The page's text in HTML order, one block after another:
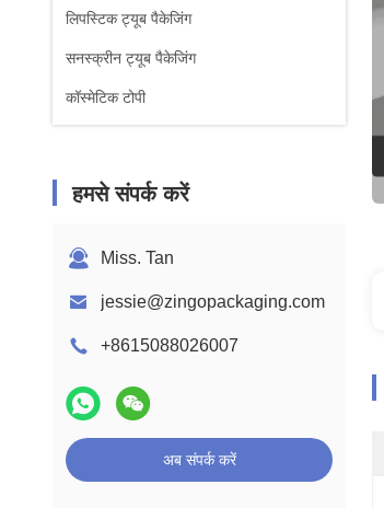
लिपस्टिक ट्यूब पैकेजिंग
सनस्क्रीन ट्यूब पैकेजिंग
कॉस्मेटिक टोपी
हमसे संपर्क करें
Miss. Tan
jessie@zingopackaging.com
+8615088026007
अब संपर्क करें